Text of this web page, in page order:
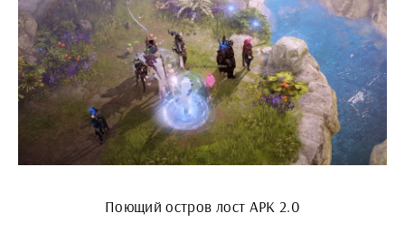
Поющий остров лост АРК 2.0